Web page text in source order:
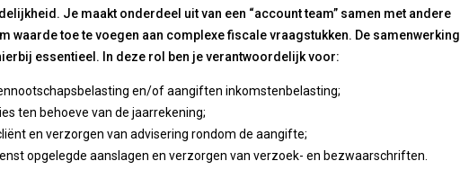
Je maakt onderdeel uit van een “account team” samen met andere
waarde toe te voegen aan complexe fiscale vraagstukken. De samenwerking
essentieel. In deze rol ben je verantwoordelijk voor:
en/of aangiften inkomstenbelasting;
ten behoeve van de jaarrekening;
en verzorgen van advisering rondom de aangifte;
opgelegde aanslagen en verzorgen van verzoek- en bezwaarschriften.